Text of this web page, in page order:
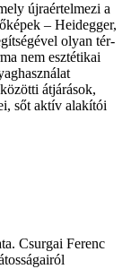
újraértelmezi a
– Heidegger,
olyan tér-
nem esztétikai
átjárások,
sőt aktív alakítói
Csurgai Ferenc